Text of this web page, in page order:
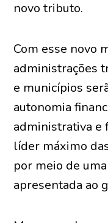
novo tributo.
Com esse novo
administrações
e municípios
autonomia
administrativa e
líder máximo
por meio de
apresentada ao